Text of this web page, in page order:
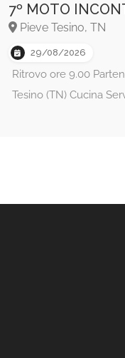
7º MOTO
Pieve Tesino, TN
29/08/2026
Ritrovo ore 9.00
Tesino (TN) Cucina